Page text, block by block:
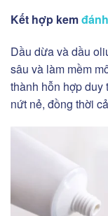
Kết hợp kem
Dầu dừa và dầu
sâu và làm mềm
thành hỗn hợp duy
nứt nẻ, đồng thời